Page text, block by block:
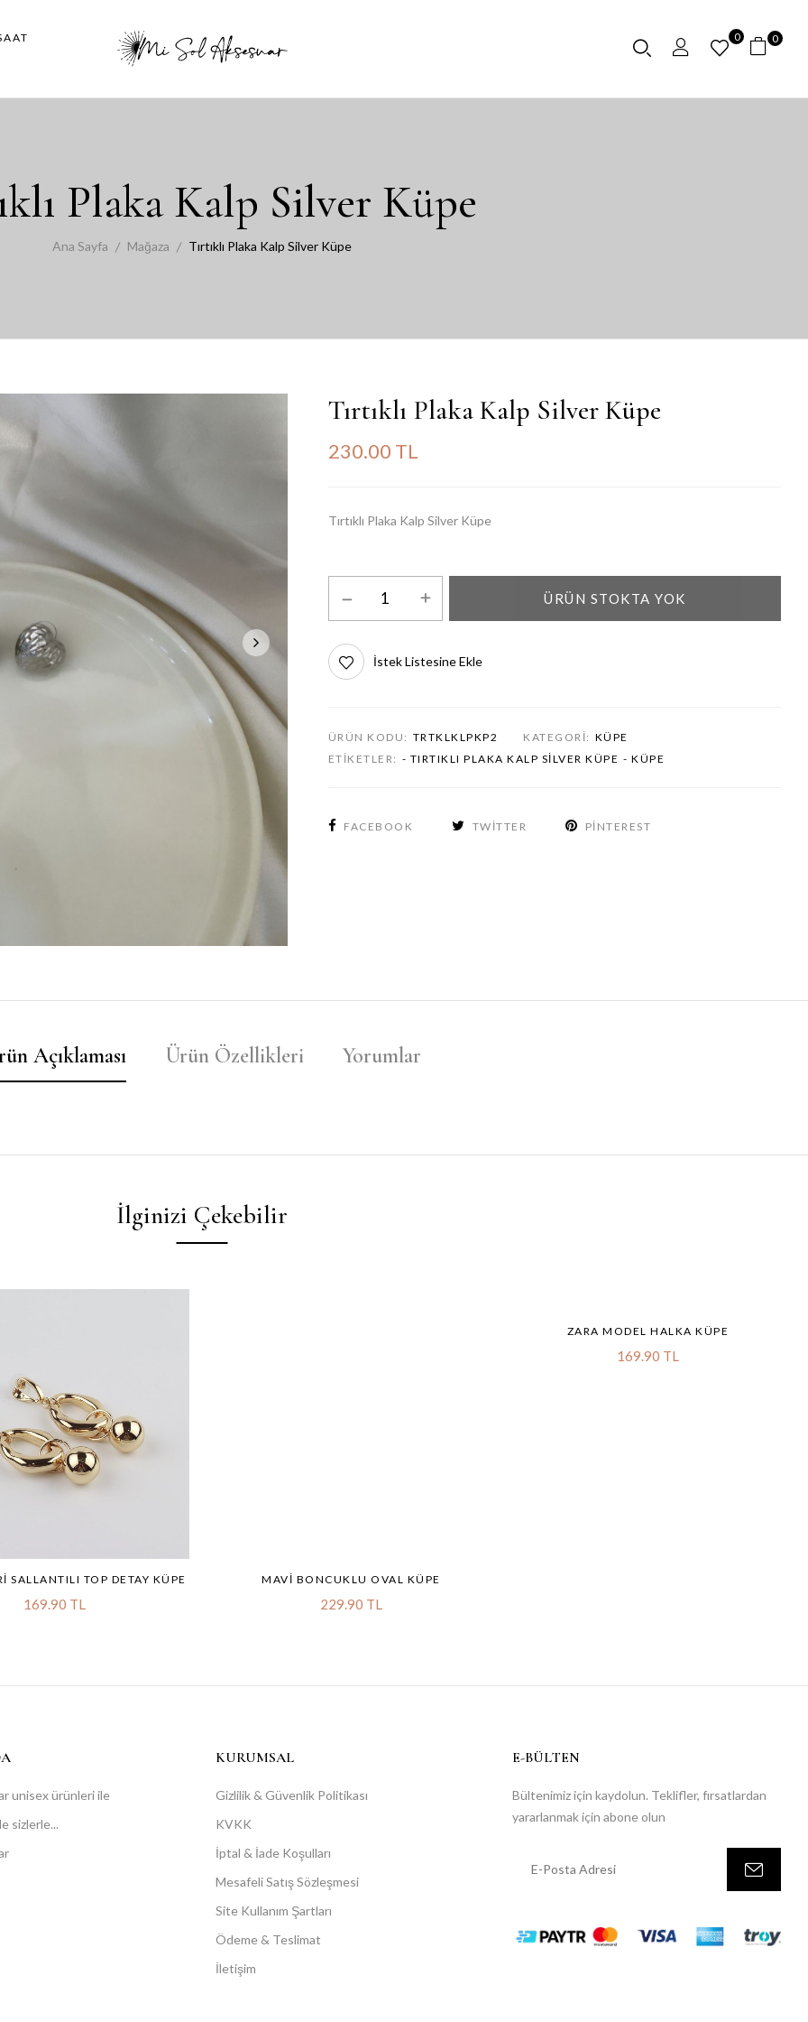
0 0
Plaka Kalp Silver Küpe
Ana Sayfa Mağaza Tırtıklı Plaka Kalp Silver Küpe
Tırtıklı Plaka Kalp Silver Küpe
230.00 TL
Tırtıklı Plaka Kalp Silver Küpe
ÜRÜN STOKTA YOK
İstek Listesine Ekle
ÜRÜN KODU: TRTKLKLPKP2 KATEGORI: KÜPE
ETIKETLER: - TIRTIKLI PLAKA KALP SILVER KÜPE - KÜPE
FACEBOOK TWITTER PINTEREST
Açıklaması Ürün Özellikleri Yorumlar
İlginizi Çekebilir
SALLANTILI TOP DETAY KÜPE
169.90 TL
MAVI BONCUKLU OVAL KÜPE
229.90 TL
ZARA MODEL HALKA KÜPE
169.90 TL
unisex ürünleri ile
sizlerle...
KURUMSAL
Gizlilik & Güvenlik Politikası
KVKK
İptal & İade Koşulları
Mesafeli Satış Sözleşmesi
Site Kullanım Şartları
Ödeme & Teslimat
İletişim
E-BÜLTEN
Bültenimiz için kaydolun. Teklifler, fırsatlardan
yararlanmak için abone olun